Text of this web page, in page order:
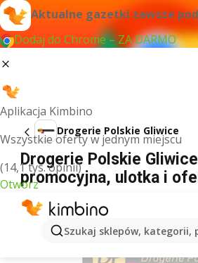
Aktualne gazetki zawsze
Dodaj do Chrome – ZA DARMO
Aplikacja Kimbino
Wszystkie oferty w jednym miejscu
(14,1 tys. opinii)
Otwórz
Szukaj sklepów, kategorii,
Drogerie Polskie Gliwice
Drogerie Polskie
promocyjna, ulotka i